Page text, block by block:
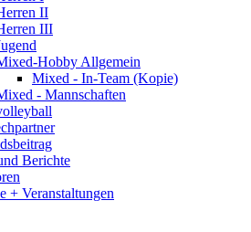
II
III
Hobby Allgemein
Mixed - In-Team (Kopie)
- Mannschaften
Berichte
+ Veranstaltungen